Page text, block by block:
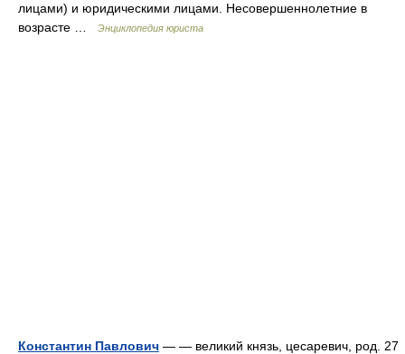
лицами) и юридическими лицами. Несовершеннолетние в
возрасте …
Энциклопедия юриста
Константин Павлович — — великий князь, цесаревич, род. 27